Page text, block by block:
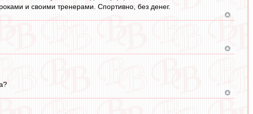
и своими тренерами. Спортивно, без денег.